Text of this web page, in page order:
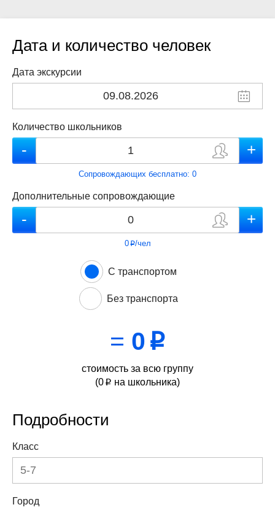
Дата и количество человек
Дата экскурсии
Количество школьников
Сопровождающих бесплатно: 0
Дополнительные сопровождающие
0p/чел
С транспортом
Без транспорта
= 0 p
стоимость за всю группу
(0 p на школьника)
Подробности
Класс
Город